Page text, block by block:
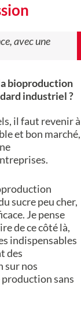
avec une
bioproduction
industriel ?
il faut revenir à
et bon marché,
sucre peu cher,
Je pense
de ce côté là,
indispensables
des
sur nos
sans